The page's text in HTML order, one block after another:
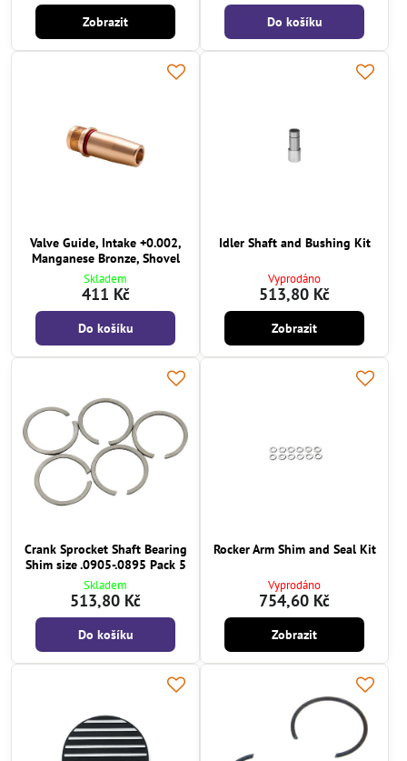
Zobrazit Do košíku
Valve Guide, Intake +0.002,
Manganese Bronze, Shovel
Skladem
411 Kč
Do košíku
Idler Shaft and Bushing Kit
Vyprodáno
513,80 Kč
Zobrazit
Crank Sprocket Shaft Bearing
Shim size .0905-.0895 Pack 5
Skladem
513,80 Kč
Do košíku
Rocker Arm Shim and Seal Kit
Vyprodáno
754,60 Kč
Zobrazit